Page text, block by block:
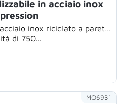
in acciaio inox
inox riciclato a parete
di 750...
MO6931